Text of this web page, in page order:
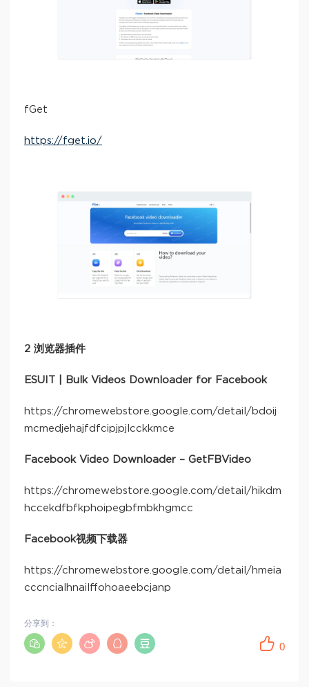
fGet
https://fget.io/
2 浏览器插件
ESUIT | Bulk Videos Downloader for Facebook
https://chromewebstore.google.com/detail/bdoij
mcmedjehajfdfcipjpjlcckkmce
Facebook Video Downloader – GetFBVideo
https://chromewebstore.google.com/detail/hikdm
hccekdfbfkphoipegbfmbkhgmcc
Facebook视频下载器
https://chromewebstore.google.com/detail/hmeia
cccncialhnailffohoaeebcjanp
0
分享到：